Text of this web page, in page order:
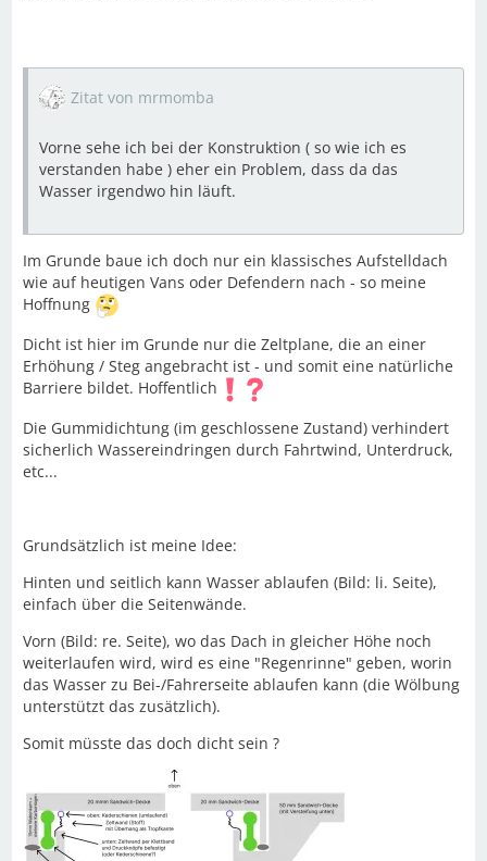
Zitat von mrmomba
Vorne sehe ich bei der Konstruktion ( so wie ich es
verstanden habe ) eher ein Problem, dass da das
Wasser irgendwo hin läuft.
Im Grunde baue ich doch nur ein klassisches Aufstelldach
wie auf heutigen Vans oder Defendern nach - so meine
Hoffnung
Dicht ist hier im Grunde nur die Zeltplane, die an einer
Erhöhung / Steg angebracht ist - und somit eine natürliche
Barriere bildet. Hoffentlich
Die Gummidichtung (im geschlossene Zustand) verhindert
sicherlich Wassereindringen durch Fahrtwind, Unterdruck,
etc...
Grundsätzlich ist meine Idee:
Hinten und seitlich kann Wasser ablaufen (Bild: li. Seite),
einfach über die Seitenwände.
Vorn (Bild: re. Seite), wo das Dach in gleicher Höhe noch
weiterlaufen wird, wird es eine "Regenrinne" geben, worin
das Wasser zu Bei-/Fahrerseite ablaufen kann (die Wölbung
unterstützt das zusätzlich).
Somit müsste das doch dicht sein ?